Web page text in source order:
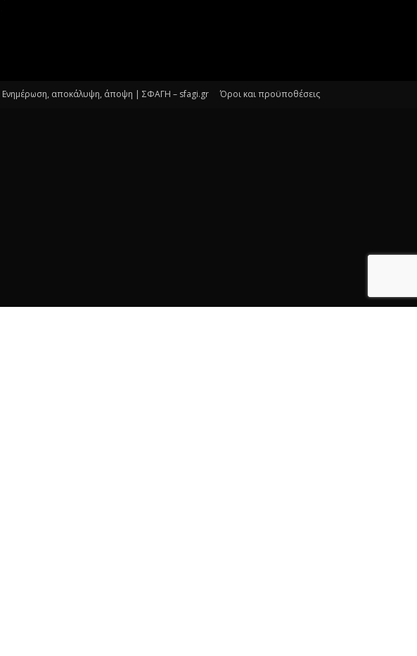
Ενημέρωση, αποκάλυψη, άποψη | ΣΦΑΓΗ – sfagi.gr Όροι και προϋποθέσεις